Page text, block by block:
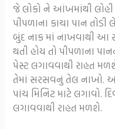
જે લોકો ને આંખમાંથી લોહી
પીપળાના કાચા પાન
બુંદ નાક માં નાખવાથી આ
થતી હોય તો પીપળાના
પેસ્ટ લગાવવાથી રાહત
તેમાં સરસવનું તેલ નાખો.
પાંચ મિનિટ માટે લગાવો.
લગાવવાથી રાહત મળશે.